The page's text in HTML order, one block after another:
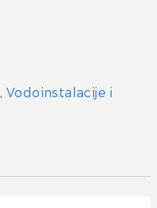
,Vodoinstalacije i